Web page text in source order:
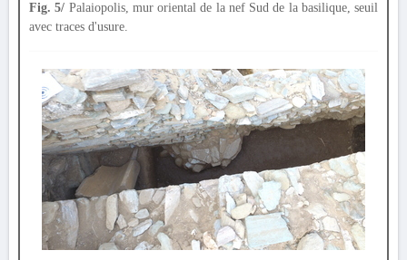
Fig. 5/ Palaiopolis, mur oriental de la nef Sud de la basilique, seuil
avec traces d'usure.